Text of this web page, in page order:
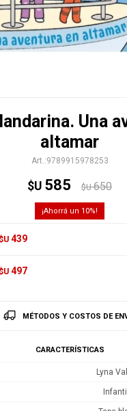
Una
altamar
9789915978253
$U 585 $U 650
10
439
497
MÉTODOS Y COSTOS DE
CARACTERÍSTICAS
Lyna